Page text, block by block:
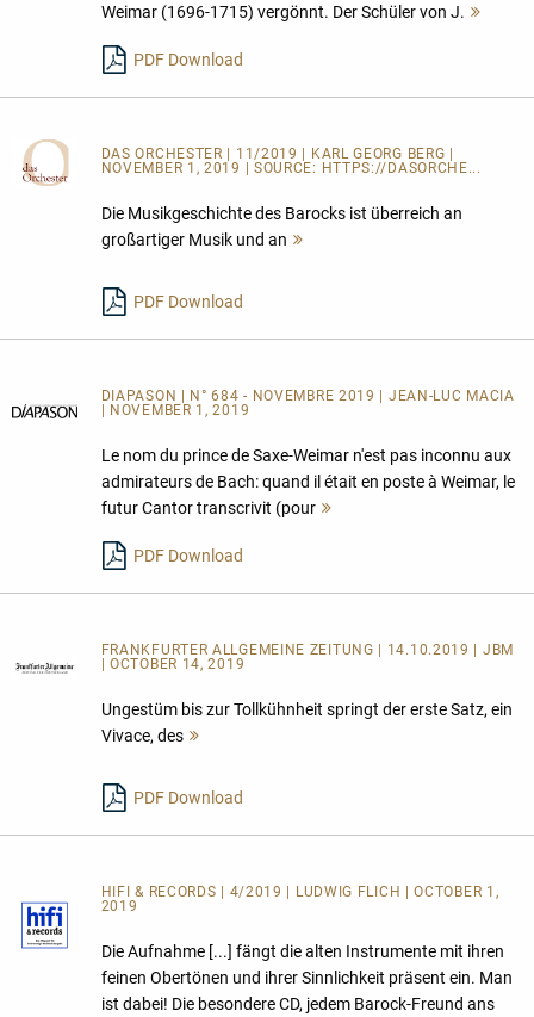
Weimar (1696-1715) vergönnt. Der Schüler von J.
PDF Download
DAS ORCHESTER | 11/2019 | KARL GEORG BERG |
NOVEMBER 1, 2019 | SOURCE: HTTPS://DASORCHE...
Die Musikgeschichte des Barocks ist überreich an
großartiger Musik und an
PDF Download
DIAPASON | N° 684 - NOVEMBRE 2019 | JEAN-LUC MACIA
| NOVEMBER 1, 2019
Le nom du prince de Saxe-Weimar n'est pas inconnu aux
admirateurs de Bach: quand il était en poste à Weimar, le
futur Cantor transcrivit (pour
PDF Download
FRANKFURTER ALLGEMEINE ZEITUNG | 14.10.2019 | JBM
| OCTOBER 14, 2019
Ungestüm bis zur Tollkühnheit springt der erste Satz, ein
Vivace, des
PDF Download
HIFI & RECORDS | 4/2019 | LUDWIG FLICH | OCTOBER 1,
2019
Die Aufnahme [...] fängt die alten Instrumente mit ihren
feinen Obertönen und ihrer Sinnlichkeit präsent ein. Man
ist dabei! Die besondere CD, jedem Barock-Freund ans